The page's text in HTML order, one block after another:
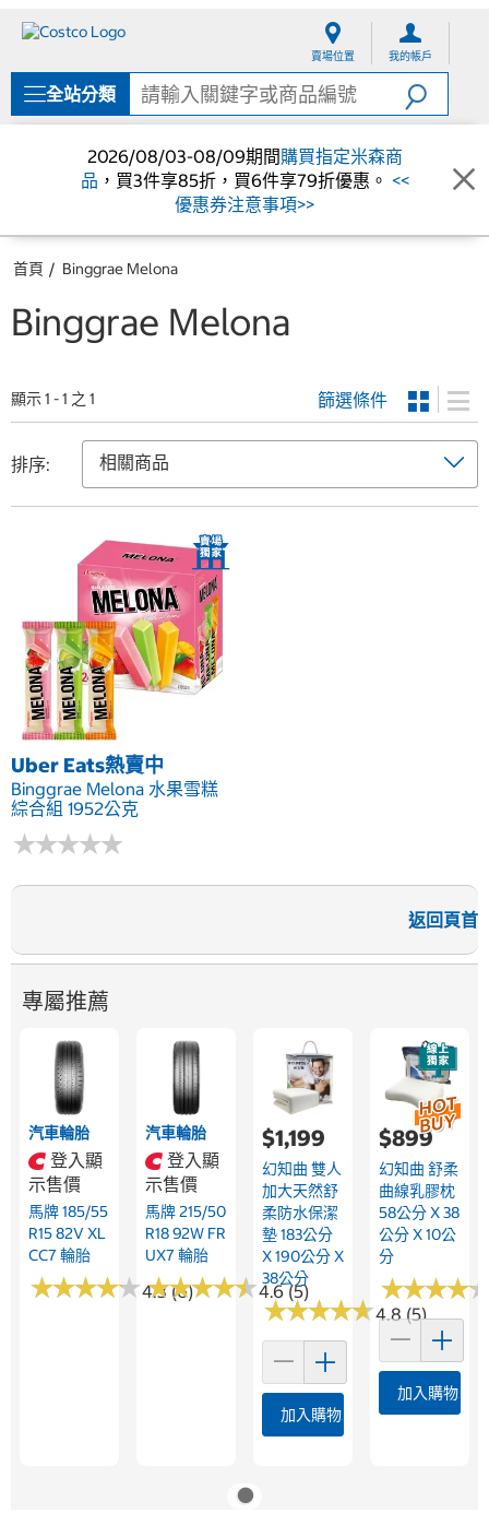
單
賣場位置 我的帳戶
全站分類
2026/08/03-08/09期間購買指定米森商
品 ，買3件享85折，買6件享79折優惠。 <<
優惠券注意事項>>
首頁 Binggrae Melona
Binggrae Melona
顯示 1 - 1 之 1 篩選條件
排序:
Uber Eats熱賣中
Binggrae Melona 水果雪糕
綜合組 1952公克
★★★★★
★★★★★
返回頁首
專屬推薦
汽車輪胎
登入顯
示售價
馬牌 185/55
R15 82V XL
CC7 輪胎
★★★★★
★★★★★4.3 (6)
汽車輪胎
登入顯
示售價
馬牌 215/50
R18 92W FR
UX7 輪胎
★★★★★
★★★★★4.6 (5)
$1,199
幻知曲 雙人
加大天然舒
柔防水保潔
墊 183公分
X 190公分 X
38公分
★★★★★
★★★★★4.8 (5)
加入購物車
$899
幻知曲 舒柔
曲線乳膠枕
58公分 X 38
公分 X 10公
分
★★★★
★★★★
加入購物車